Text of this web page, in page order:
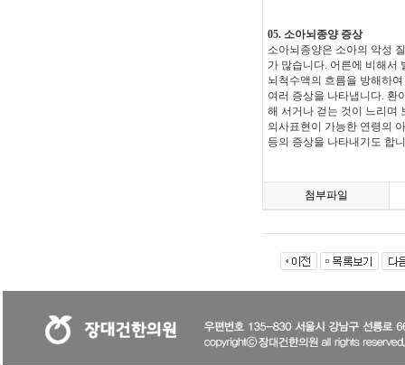
05. 소아뇌종양 증상
소아뇌종양은 소아의 악성
가 많습니다. 어른에 비해서
뇌척수액의 흐름을 방해하
여러 증상을 나타냅니다. 환
해 서거나 걷는 것이 느리며
의사표현이 가능한 연령의
등의 증상을 나타내기도 합
첨부파일